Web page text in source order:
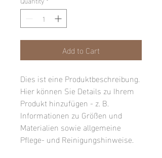
Add to Cart
Dies ist eine Produktbeschreibung.
Hier können Sie Details zu Ihrem
Produkt hinzufügen - z. B.
Informationen zu Größen und
Materialien sowie allgemeine
Pflege- und Reinigungshinweise.